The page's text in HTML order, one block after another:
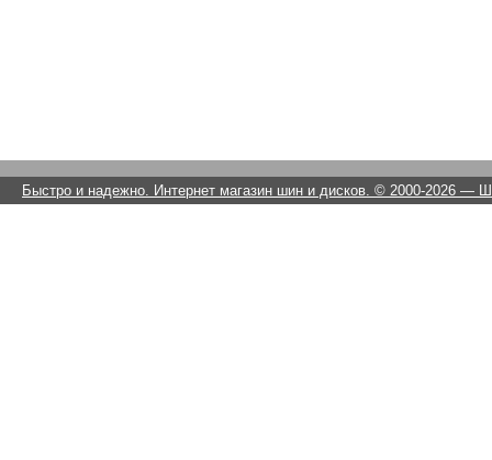
Быстро и надежно. Интернет магазин шин и дисков. © 2000-2026 —